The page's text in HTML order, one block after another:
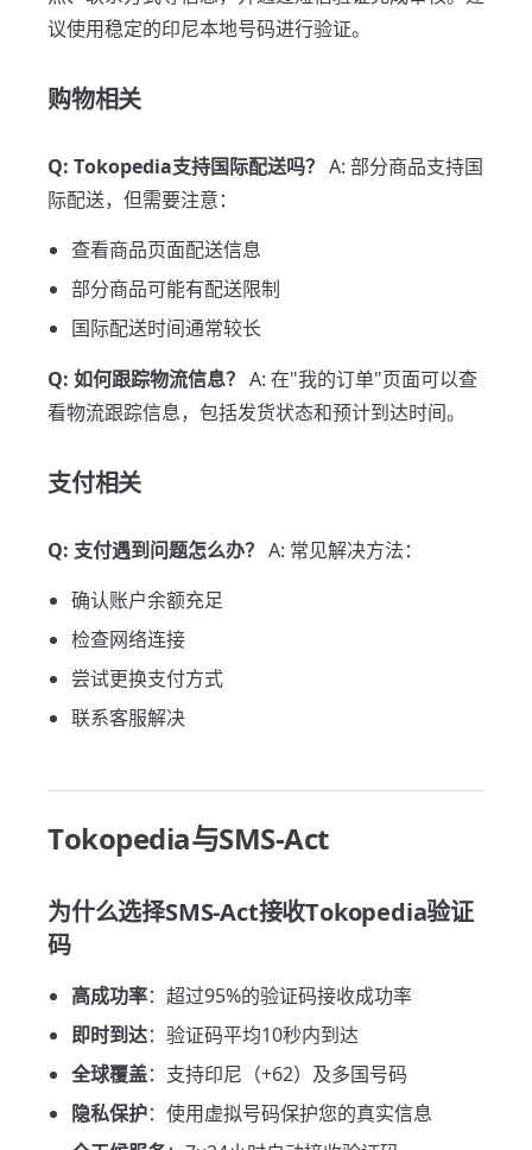
议使用稳定的印尼本地号码进行验证。
购物相关
Q: Tokopedia支持国际配送吗？ A: 部分商品支持国
际配送，但需要注意：
查看商品页面配送信息
部分商品可能有配送限制
国际配送时间通常较长
Q: 如何跟踪物流信息？ A: 在"我的订单"页面可以查
看物流跟踪信息，包括发货状态和预计到达时间。
支付相关
Q: 支付遇到问题怎么办？ A: 常见解决方法：
确认账户余额充足
检查网络连接
尝试更换支付方式
联系客服解决
Tokopedia与SMS-Act
为什么选择SMS-Act接收Tokopedia验证
码
高成功率：超过95%的验证码接收成功率
即时到达：验证码平均10秒内到达
全球覆盖：支持印尼（+62）及多国号码
隐私保护：使用虚拟号码保护您的真实信息